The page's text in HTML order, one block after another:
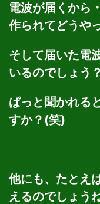
電波が届くから
作られてどうや
そして届いた電
いるのでしょう
ぱっと聞かれる
すか？(笑)
他にも、たとえ
えるのでしょう